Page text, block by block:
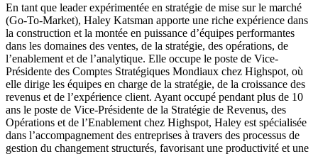
En tant que leader expérimentée en stratégie de mise sur le marché
(Go-To-Market), Haley Katsman apporte une riche expérience dans
la construction et la montée en puissance d’équipes performantes
dans les domaines des ventes, de la stratégie, des opérations, de
l’enablement et de l’analytique. Elle occupe le poste de Vice-
Présidente des Comptes Stratégiques Mondiaux chez Highspot, où
elle dirige les équipes en charge de la stratégie, de la croissance des
revenus et de l’expérience client. Ayant occupé pendant plus de 10
ans le poste de Vice-Présidente de la Stratégie de Revenus, des
Opérations et de l’Enablement chez Highspot, Haley est spécialisée
dans l’accompagnement des entreprises à travers des processus de
gestion du changement structurés, favorisant une productivité et une